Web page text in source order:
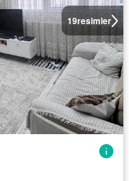
19resimler